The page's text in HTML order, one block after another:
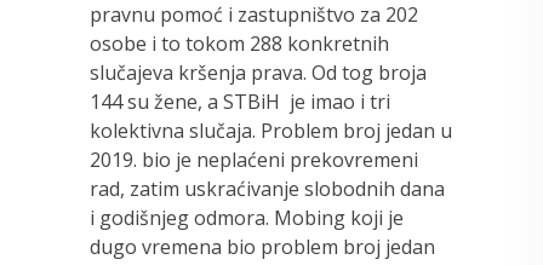
pravnu pomoć i zastupništvo za 202
osobe i to tokom 288 konkretnih
slučajeva kršenja prava. Od tog broja
144 su žene, a STBiH je imao i tri
kolektivna slučaja. Problem broj jedan u
2019. bio je neplaćeni prekovremeni
rad, zatim uskraćivanje slobodnih dana
i godišnjeg odmora. Mobing koji je
dugo vremena bio problem broj jedan